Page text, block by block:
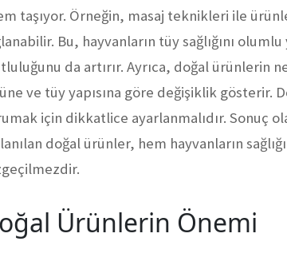
taşıyor. Örneğin, masaj teknikleri ile
Bu, hayvanların tüy sağlığını
da artırır. Ayrıca, doğal ürünlerin
ve tüy yapısına göre değişiklik gösterir.
için dikkatlice ayarlanmalıdır. Sonuç
doğal ürünler, hem hayvanların
Ürünlerin Önemi